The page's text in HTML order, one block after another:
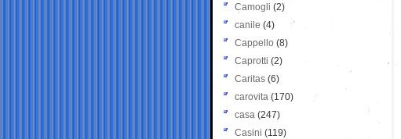
Camogli (2)
canile (4)
Cappello (8)
Caprotti (2)
Caritas (6)
carovita (170)
casa (247)
Casini (119)